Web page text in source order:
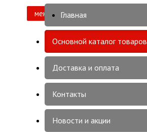
меню Главная
Основной каталог товаров
Доставка и оплата
Контакты
Новости и акции